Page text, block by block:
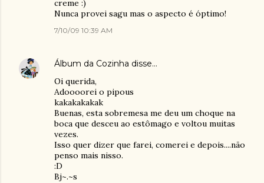
creme :)
Nunca provei sagu mas o aspecto é óptimo!
7/10/09 10:39 AM
Álbum da Cozinha disse…
Oi querida,
Adoooorei o pipous
kakakakakak
Buenas, esta sobremesa me deu um choque na
boca que desceu ao estômago e voltou muitas
vezes.
Isso quer dizer que farei, comerei e depois....não
penso mais nisso.
:D
Bj~.~s